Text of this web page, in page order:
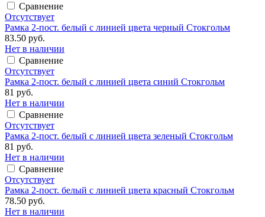
Сравнение
Отсутствует
Рамка 2-пост. белый с линией цвета черный Стокгольм
83.50 руб.
Нет в наличии
Сравнение
Отсутствует
Рамка 2-пост. белый с линией цвета синий Стокгольм
81 руб.
Нет в наличии
Сравнение
Отсутствует
Рамка 2-пост. белый с линией цвета зеленый Стокгольм
81 руб.
Нет в наличии
Сравнение
Отсутствует
Рамка 2-пост. белый с линией цвета красный Стокгольм
78.50 руб.
Нет в наличии